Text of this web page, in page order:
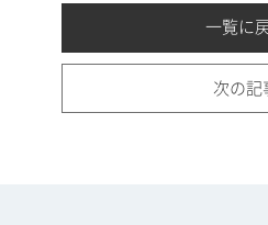
一覧に
次の記